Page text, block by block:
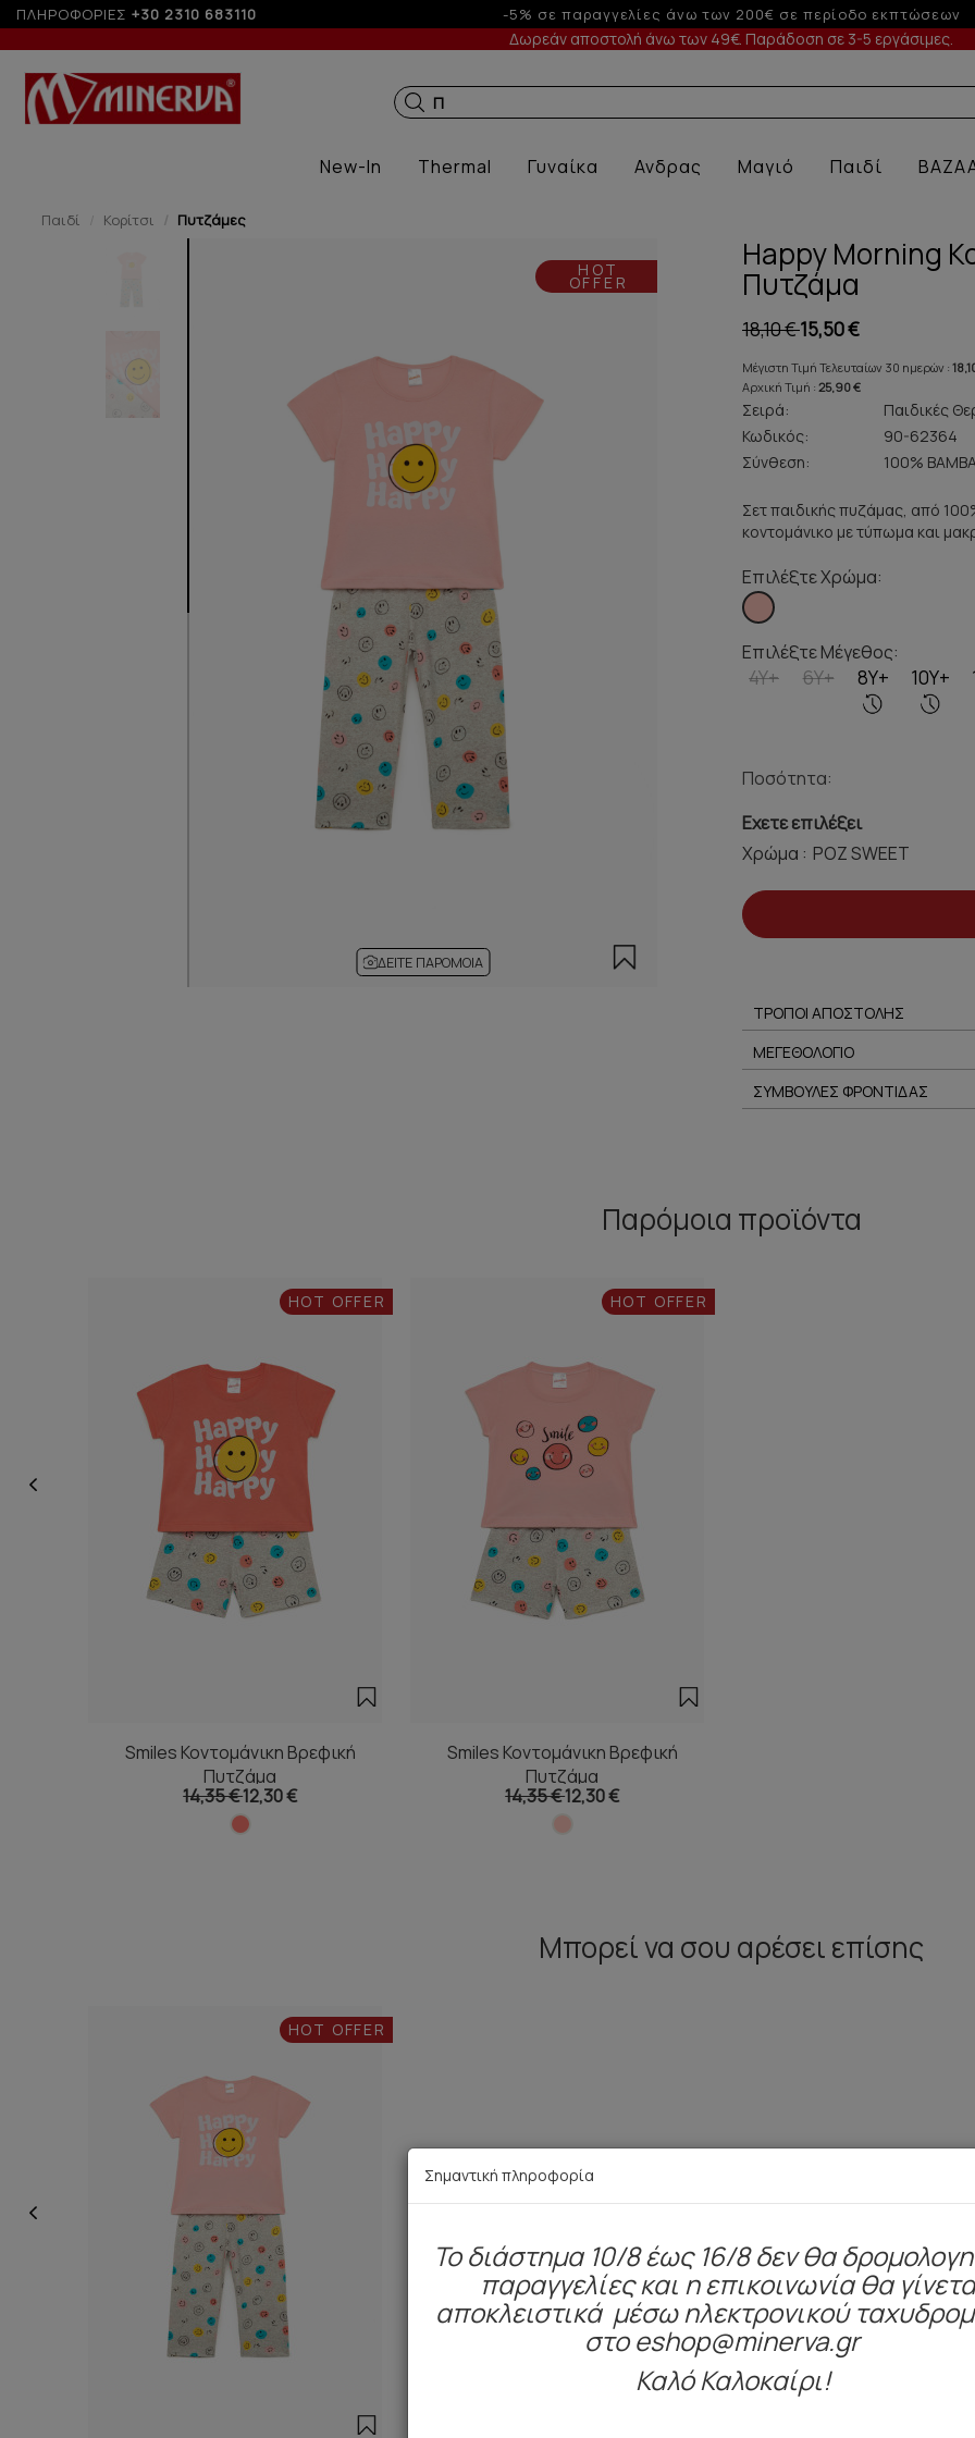
ΠΛΗΡΟΦΟΡΙΕΣ +30 2310 683110 Έως 6 άτοκες δόσεις με πιστωτική άνω των 100€
Δωρεάν αποστολή άνω των 49€. Παράδοση σε 3-5 εργάσιμες.
ΠΑΙΔΙΚΑ ΕΣ
New-In Thermal Γυναίκα Ανδρας Μαγιό Παιδί
Παιδί Κορίτσι Πυτζάμες
HOT
OFFER
ΔΕΊΤΕ ΠΑΡΌΜΟΙΑ
Happy Morning
Πυτζάμα
18,10 €15,50 €
Μέγιστη Τιμή Τελευταίων 30 ημερών :
Αρχική Τιμή : 25,90 €
Σειρά:
Παιδικές
Κωδικός:
90-62364
Σύνθεση:
100%
Σετ παιδικής πυζάμας, από
κοντομάνικο με τύπωμα και
Επιλέξτε Χρώμα:
Επιλέξτε Μέγεθος:
4Y+ 6Y+ 8Y+ 10Y+
Ποσότητα:
Εχετε επιλέξει
Χρώμα :
ΤΡΟΠΟΙ ΑΠΟΣΤΟΛΗΣ
ΜΕΓΕΘΟΛΟΓΙΟ
ΣΥΜΒΟΥΛΕΣ ΦΡΟΝΤΙΔΑΣ
Παρόμοια προϊόντα
HOT OFFER
Smiles Κοντομάνικη Βρεφική
Πυτζάμα
14,35 €12,30 €
HOT OFFER
Smiles Κοντομάνικη Βρεφική
Πυτζάμα
14,35 €12,30 €
Μπορεί να σου αρέσει επίσης
HOT OFFER
Σημαντική πληροφορία
To διάστημα 10/8 έως 16/8 δεν θα
παραγγελίες και η επικοινωνία θα
αποκλειστικά μέσω ηλεκτρονικού
στο eshop@minerva.gr
Καλό Καλοκαίρι!